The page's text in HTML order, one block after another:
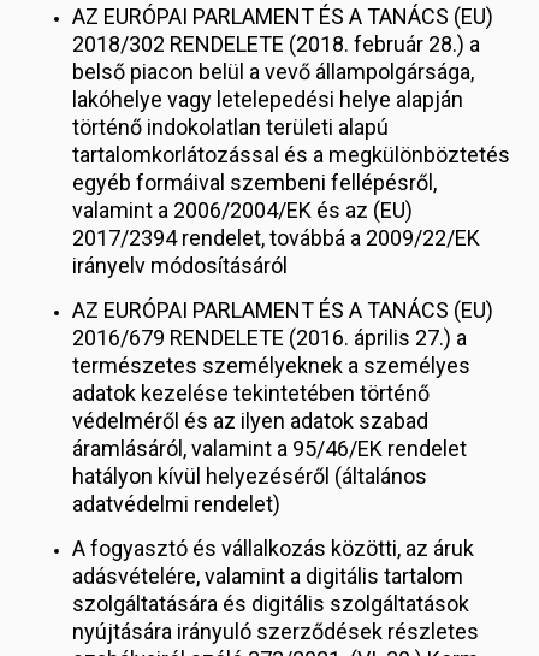
AZ EURÓPAI PARLAMENT ÉS A TANÁCS (EU)
2018/302 RENDELETE (2018. február 28.) a
belső piacon belül a vevő állampolgársága,
lakóhelye vagy letelepedési helye alapján
történő indokolatlan területi alapú
tartalomkorlátozással és a megkülönböztetés
egyéb formáival szembeni fellépésről,
valamint a 2006/2004/EK és az (EU)
2017/2394 rendelet, továbbá a 2009/22/EK
irányelv módosításáról
AZ EURÓPAI PARLAMENT ÉS A TANÁCS (EU)
2016/679 RENDELETE (2016. április 27.) a
természetes személyeknek a személyes
adatok kezelése tekintetében történő
védelméről és az ilyen adatok szabad
áramlásáról, valamint a 95/46/EK rendelet
hatályon kívül helyezéséről (általános
adatvédelmi rendelet)
A fogyasztó és vállalkozás közötti, az áruk
adásvételére, valamint a digitális tartalom
szolgáltatására és digitális szolgáltatások
nyújtására irányuló szerződések részletes